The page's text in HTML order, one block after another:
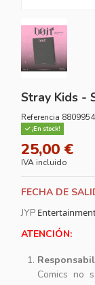
Stray Kids -
Referencia
¡En stock!
25,00 €
IVA incluido
FECHA DE
JYP
ATENCIÓN:
Comics no